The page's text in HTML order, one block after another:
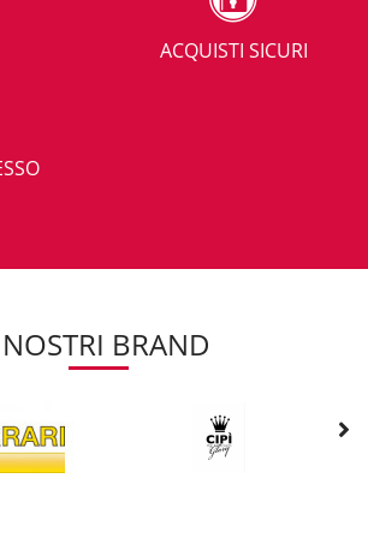
realizzati mediante la tecnica di stampaggio di
essendo senza giunture evita il facile
causato appunto da questi raccordi.
pressione massima chiude la valvola e non
ad una pompa esterna autodescante o
ad altri serbatoi o pozzetti
per aumentare la capacità di accumulo e
maggiori esigenze di un grande impianto di
ACQUISTI SICURI
BRAND